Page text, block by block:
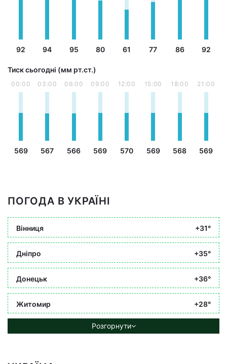
92 94 95 80 61 77 86 92
Тиск сьогодні (мм рт.ст.)
00:00
569
03:00
567
06:00
566
09:00
569
12:00
570
15:00
569
18:00
568
21:00
569
ПОГОДА В УКРАЇНІ
Вінниця +31°
Дніпро +35°
Донецьк +36°
Житомир +28°
Розгорнути